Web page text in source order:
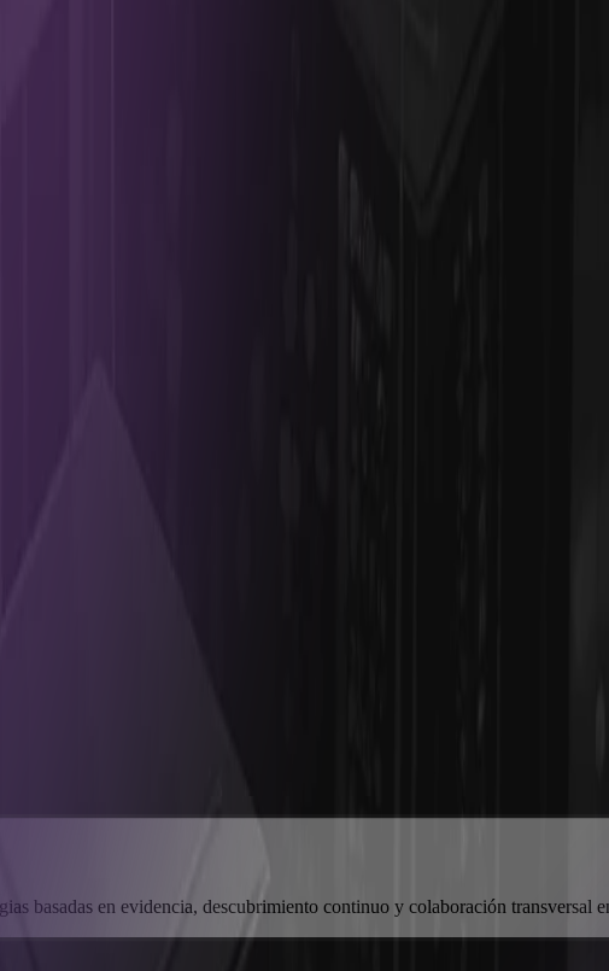
basadas en evidencia, descubrimiento continuo y colaboración transversal